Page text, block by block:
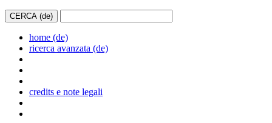
home (de)
ricerca avanzata (de)
credits e note legali